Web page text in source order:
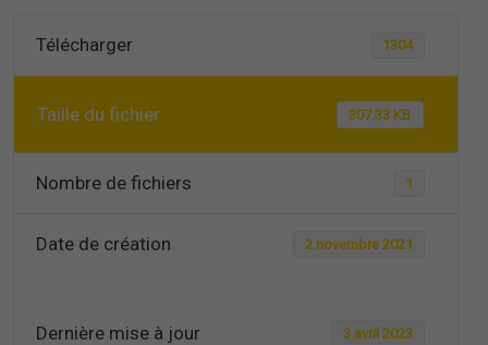
Télécharger 1304
Taille du fichier 307.33 KB
Nombre de fichiers 1
Date de création 2 novembre 2021
Dernière mise à jour 3 avril 2023